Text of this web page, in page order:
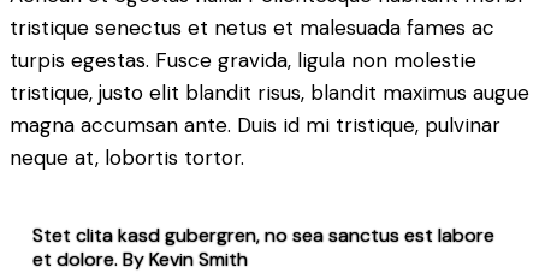
tristique senectus et netus et malesuada fames ac
turpis egestas. Fusce gravida, ligula non molestie
tristique, justo elit blandit risus, blandit maximus augue
magna accumsan ante. Duis id mi tristique, pulvinar
neque at, lobortis tortor.
Stet clita kasd gubergren, no sea sanctus est labore
et dolore. ByKevin Smith